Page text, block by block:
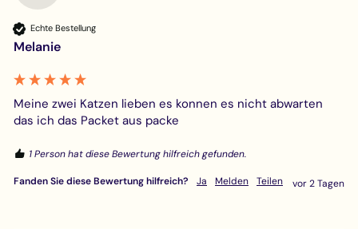
Echte Bestellung
Melanie
Meine zwei Katzen lieben es konnen es nicht abwarten
das ich das Packet aus packe
1 Person hat diese Bewertung hilfreich gefunden.
Fanden Sie diese Bewertung hilfreich? Ja Melden Teilen vor 2 Tagen